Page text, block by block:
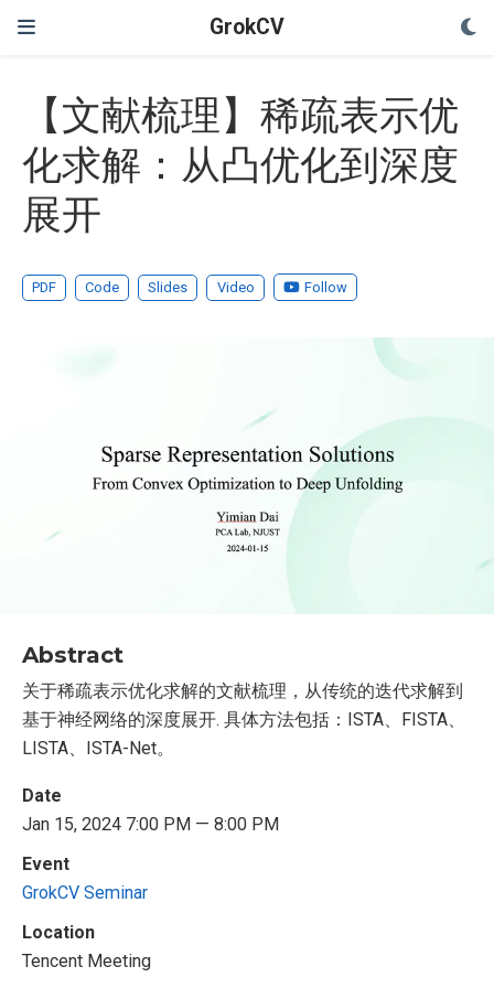
GrokCV
【文献梳理】稀疏表示优
化求解：从凸优化到深度
展开
PDF Code Slides Video Follow
Abstract
关于稀疏表示优化求解的文献梳理，从传统的迭代求解到
基于神经网络的深度展开. 具体方法包括：ISTA、FISTA、
LISTA、ISTA-Net。
Date
Jan 15, 2024 7:00 PM — 8:00 PM
Event
GrokCV Seminar
Location
Tencent Meeting